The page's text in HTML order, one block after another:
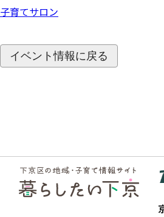
子育てサロン
イベント情報に戻る
フッ
ター